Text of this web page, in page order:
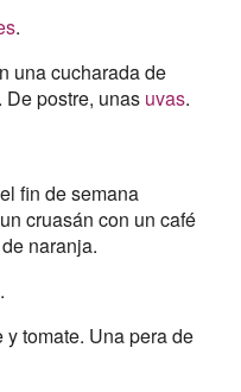
.
una cucharada de
postre, unas uvas.
fin de semana
cruasán con un café
naranja.
tomate. Una pera de